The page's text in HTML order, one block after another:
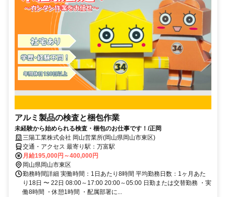
アルミ製品の検査と梱包作業
未経験から始められる検査・梱包のお仕事です！/正岡
三陽工業株式会社 岡山営業所(岡山県岡山市東区)
交通・アクセス 最寄り駅：万富駅
月給195,000円～400,000円
岡山県岡山市東区
勤務時間詳細 実働時間：1日あたり8時間 平均勤務日数：1ヶ月あた
り18日 〜 22日 08:00～17:00 20:00～05:00 日勤または交替勤務 ・実
働8時間 ・休憩1時間 ・配属部署に...